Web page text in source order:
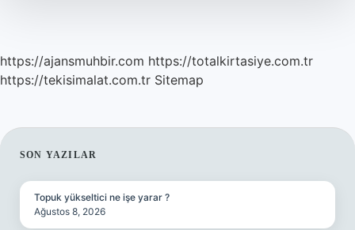
https://ajansmuhbir.com https://totalkirtasiye.com.tr
https://tekisimalat.com.tr Sitemap
SIDEBAR
SON YAZILAR
Topuk yükseltici ne işe yarar ?
Ağustos 8, 2026